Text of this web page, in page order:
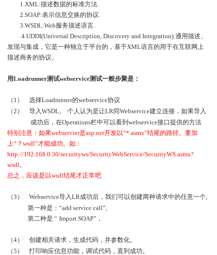
1.XML:描述数据的标准方法.
2.SOAP:表示信息交换的协议.
3.WSDL:Web服务描述语言.
4.UDDI(Universal Description, Discovery and Integration):通用描述、
发现与集成，它是一种独立于平台的，基于XML语言的用于在互联网上
描述商务的协议。
用Loadrunner测试webservice测试一般步聚是：
（1） 选择Loadrunner的webservice协议
（2）
导入WSDL。 个人认为是让LR同Webservice建立连接，如果导入
成功后，在Operations栏中可以看到 webservice接口提供的方法
特别注意：如果webservier是asp.net开发以“*.asmx”结尾的路径。要加
上“？ wsdl”才能成功。如：
http://192.168.0.30/securityws/SecurityWebService/SecurityWS.asmx?
wsdl。
总之，应该是以wsdl结尾才正常吧
（3） Webservice导入LR成功后，我们可以创建两种请求中的任意一个,
第一种是：“add service call”,
第二种是.“ Import SOAP”，
（4）
创建相关请求，生成代码，并参数化。
（5）
打印响应信息功能，调试代码，直到成功。